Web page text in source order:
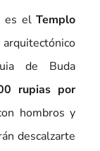
es elTemplo
de Buda
rupias por
hombros y
descalzarte